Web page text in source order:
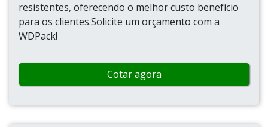
resistentes, oferecendo o melhor custo benefício
para os clientes.Solicite um orçamento com a
WDPack!
Cotar agora